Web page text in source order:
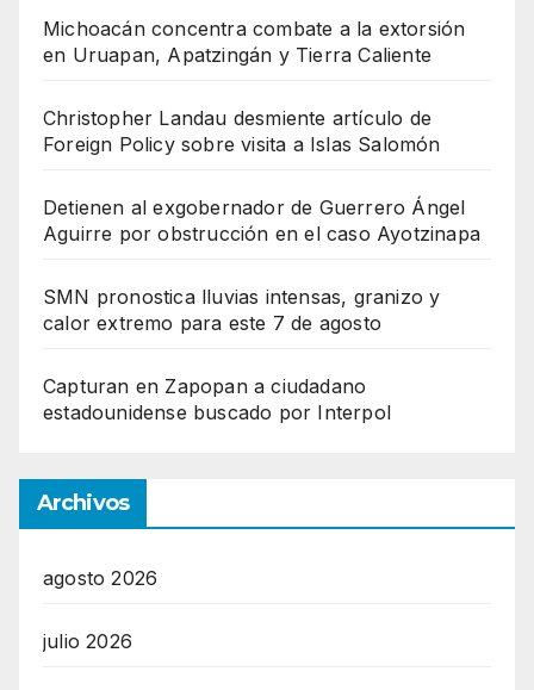
Michoacán concentra combate a la extorsión
en Uruapan, Apatzingán y Tierra Caliente
Christopher Landau desmiente artículo de
Foreign Policy sobre visita a Islas Salomón
Detienen al exgobernador de Guerrero Ángel
Aguirre por obstrucción en el caso Ayotzinapa
SMN pronostica lluvias intensas, granizo y
calor extremo para este 7 de agosto
Capturan en Zapopan a ciudadano
estadounidense buscado por Interpol
Archivos
agosto 2026
julio 2026